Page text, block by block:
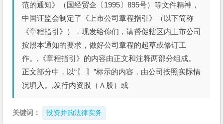
范的通知》（国经贸企〔1995〕895号）等文件精神，
中国证监会制定了《上市公司章程指引》（以下简称
《章程指引》），现发给你们，请督促辖区内上市公司
按照本通知的要求，做好公司章程的起草或修订工
作。,《章程指引》的内容由正文和注释两部分组成。
正文部分中，以“〖 〗”标示的内容，由公司按照实际情
况填入。,发行内资股（Ａ股）或
关键词： 投资并购法律实务